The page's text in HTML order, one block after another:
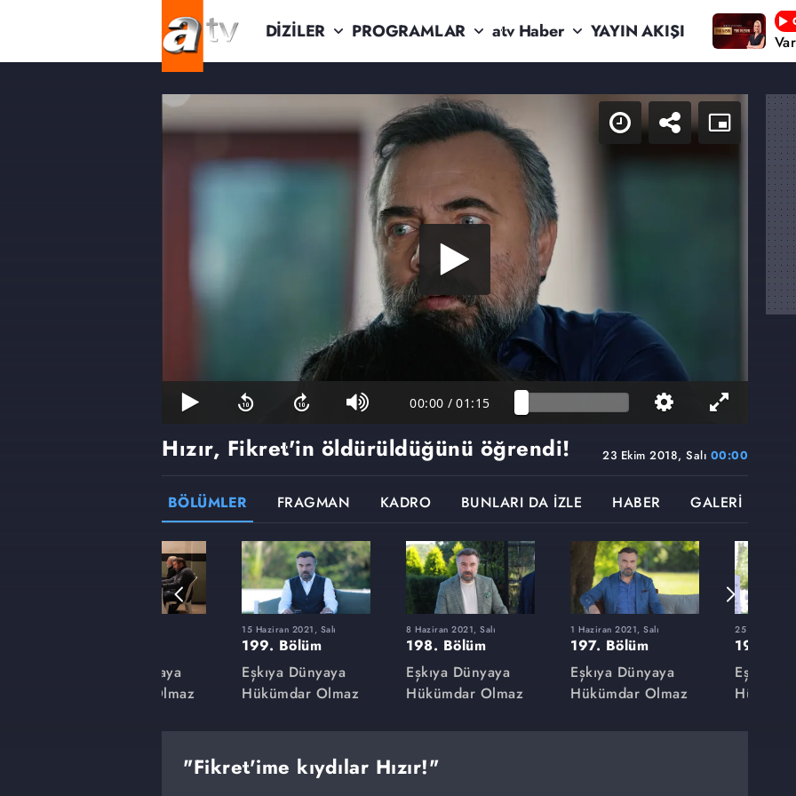
DİZİLER PROGRAMLAR atv Haber YAYIN AKIŞI
00:00 / 01:15
23 Ekim 2018, Salı 00:00
Hızır, Fikret'in öldürüldüğünü öğrendi!
BÖLÜMLER FRAGMAN KADRO BUNLARI DA İZLE HABER GALERİ
Eşkıya Dünyaya
Hükümdar Olmaz
15 Haziran 2021, Salı
199. Bölüm
Eşkıya Dünyaya
Hükümdar Olmaz
8 Haziran 2021, Salı
198. Bölüm
Eşkıya Dünyaya
Hükümdar Olmaz
1 Haziran 2021, Salı
197. Bölüm
Eşkıya Dünyaya
Hükümdar Olmaz
25 Mayıs
196.
Eşkıya
"Fikret'ime kıydılar Hızır!"